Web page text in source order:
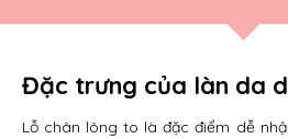
Đặc trưng của làn da
Lỗ chân lông to là đặc điểm dễ